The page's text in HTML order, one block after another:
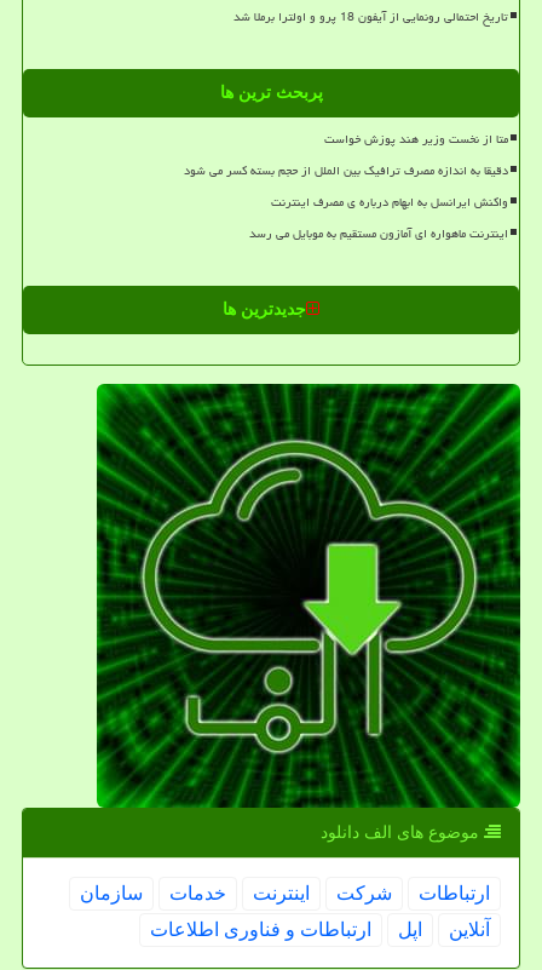
تاریخ احتمالی رونمایی از آیفون 18 پرو و اولترا برملا شد
پربحث ترین ها
متا از نخست وزیر هند پوزش خواست
دقیقا به اندازه مصرف ترافیک بین الملل از حجم بسته کسر می شود
واکنش ایرانسل به ابهام درباره ی مصرف اینترنت
اینترنت ماهواره ای آمازون مستقیم به موبایل می رسد
جدیدترین ها
موضوع های الف دانلود
ارتباطات شركت اینترنت خدمات
سازمان
آنلاین
اپل ارتباطات و فناوری اطلاعات